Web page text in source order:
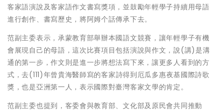
客家語演說及客家語作文書寫獎項，並鼓勵年輕學子持續用母語
進行創作、書寫歷史，將阿姆个話傳承下去。
范副主委表示，承蒙教育部舉辦本國語文競賽，讓年輕學子有機
會展現自己的母語，這次比賽項目包括演說與作文，說(講)是溝
通的第一步，作文則是進一步將想法寫下來，讓更多人看到的方
式，去(111)年曾貴海醫師寫的客家詩得到厄瓜多惠夜基國際詩歌
獎，也是亞洲第一人，表示國際對臺灣客家文學的肯定。
范副主委也提到，客委會與教育部、文化部及原民會共同推動